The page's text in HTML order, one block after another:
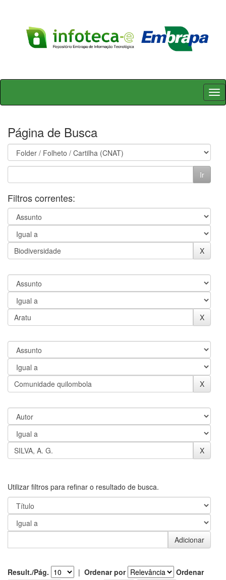
Skip
Página de Busca
Filtros correntes:
Utilizar filtros para refinar o resultado de busca.
Result./Pág. | Ordenar por
Ordenar